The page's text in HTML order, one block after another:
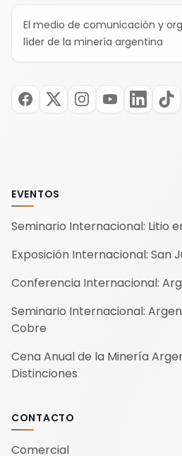
El medio de comunicación y
líder de la minería argentina
EVENTOS
Seminario Internacional: Litio
Exposición Internacional: San
Conferencia Internacional:
Seminario Internacional:
Cobre
Cena Anual de la Minería
Distinciones
CONTACTO
Comercial